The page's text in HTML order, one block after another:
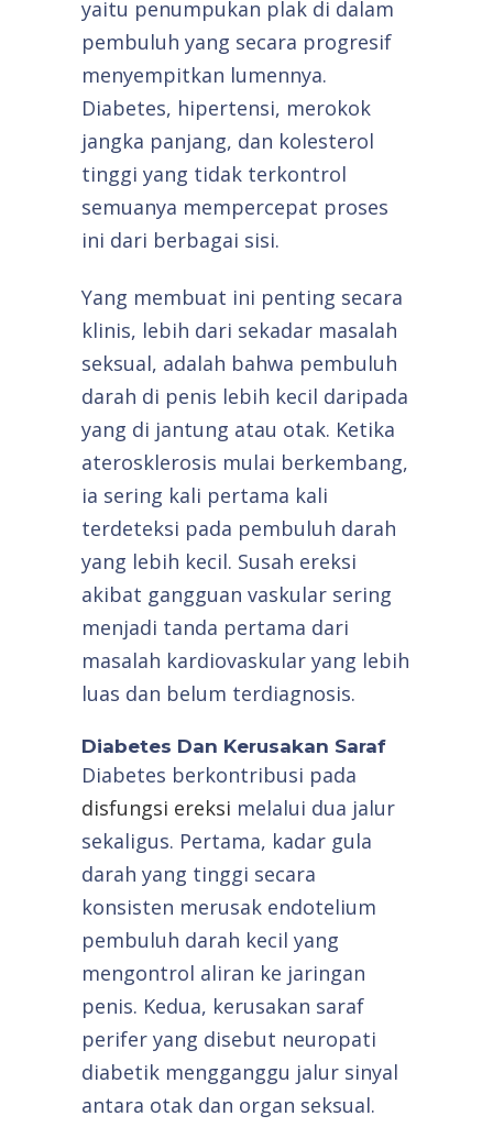
yaitu penumpukan plak di dalam
pembuluh yang secara progresif
menyempitkan lumennya.
Diabetes, hipertensi, merokok
jangka panjang, dan kolesterol
tinggi yang tidak terkontrol
semuanya mempercepat proses
ini dari berbagai sisi.
Yang membuat ini penting secara
klinis, lebih dari sekadar masalah
seksual, adalah bahwa pembuluh
darah di penis lebih kecil daripada
yang di jantung atau otak. Ketika
aterosklerosis mulai berkembang,
ia sering kali pertama kali
terdeteksi pada pembuluh darah
yang lebih kecil. Susah ereksi
akibat gangguan vaskular sering
menjadi tanda pertama dari
masalah kardiovaskular yang lebih
luas dan belum terdiagnosis.
Diabetes Dan Kerusakan Saraf
Diabetes berkontribusi pada
disfungsi ereksi melalui dua jalur
sekaligus. Pertama, kadar gula
darah yang tinggi secara
konsisten merusak endotelium
pembuluh darah kecil yang
mengontrol aliran ke jaringan
penis. Kedua, kerusakan saraf
perifer yang disebut neuropati
diabetik mengganggu jalur sinyal
antara otak dan organ seksual.